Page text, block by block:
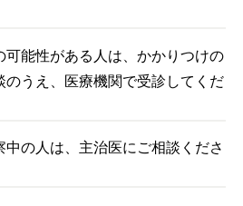
可能性がある人は、かかりつけの
のうえ、医療機関で受診してくだ
中の人は、主治医にご相談くださ